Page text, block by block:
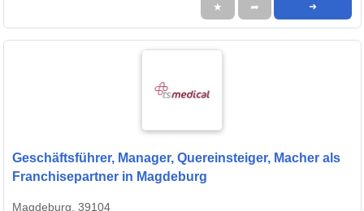
★ ➦ ➜
Geschäftsführer, Manager, Quereinsteiger, Macher als
Franchisepartner in Magdeburg
Magdeburg, 39104